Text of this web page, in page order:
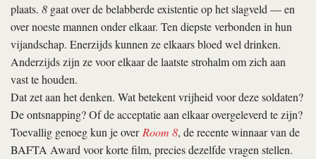
plaats. 8 gaat over de belabberde existentie op het slagveld — en
over noeste mannen onder elkaar. Ten diepste verbonden in hun
vijandschap. Enerzijds kunnen ze elkaars bloed wel drinken.
Anderzijds zijn ze voor elkaar de laatste strohalm om zich aan
vast te houden.
Dat zet aan het denken. Wat betekent vrijheid voor deze soldaten?
De ontsnapping? Of de acceptatie aan elkaar overgeleverd te zijn?
Toevallig genoeg kun je overRoom 8, de recente winnaar van de
BAFTA Award voor korte film, precies dezelfde vragen stellen.